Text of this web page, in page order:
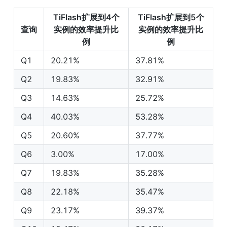
查询
TiFlash扩展到4个
实例的效率提升比
例
TiFlash扩展到5个
实例的效率提升比
例
Q1
20.21%
37.81%
Q2
19.83%
32.91%
Q3
14.63%
25.72%
Q4
40.03%
53.28%
Q5
20.60%
37.77%
Q6
3.00%
17.00%
Q7
19.83%
35.28%
Q8
22.18%
35.47%
Q9
23.17%
39.37%